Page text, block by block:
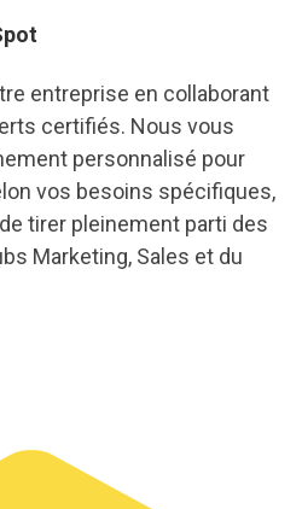
entreprise en collaborant
certifiés. Nous vous
personnalisé pour
vos besoins spécifiques,
tirer pleinement parti des
Marketing, Sales et du